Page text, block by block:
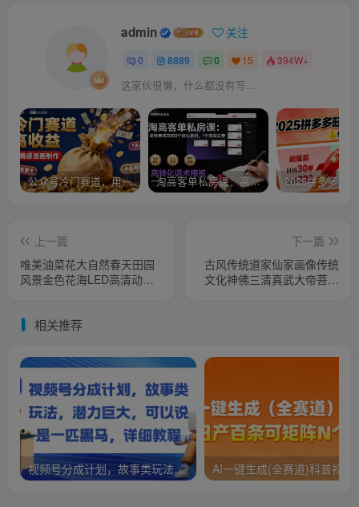
admin 关注
0 8889 0 15 394W+
这家伙很懒，什么都没有写...
公众号冷门赛道，用AI做情感漫画，7天开通流量主，操作简单，小白可玩 淘高客单私房课：高客单成交的3个核心基础，1个实操法宝
上一篇
唯美油菜花大自然春天田园
风景金色花海LED高清动态
下一篇
古风传统道家仙家画像传统
文化神佛三清真武大帝菩萨
相关推荐
视频号分成计划，故事类玩法，潜力巨大，可以说是一匹黑马，详细教程